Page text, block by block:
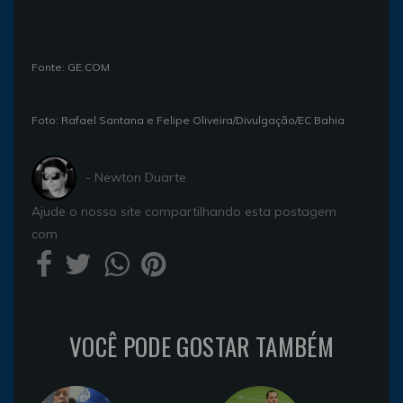
Fonte: GE.COM
Foto: Rafael Santana e Felipe Oliveira/Divulgação/EC Bahia
- Newton Duarte
Ajude o nosso site compartilhando esta postagem
com
VOCÊ PODE GOSTAR TAMBÉM